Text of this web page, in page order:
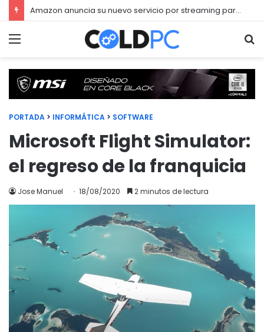
Amazon anuncia su nuevo servicio por streaming para juegos llamado Luna
Menú
PORTADA > INFORMÁTICA > SOFTWARE
Microsoft Flight Simulator:
el regreso de la franquicia
Jose Manuel 18/08/2020 2 minutos de lectura